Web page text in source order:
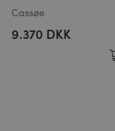
100 CM
Cassøe
9.370 DKK